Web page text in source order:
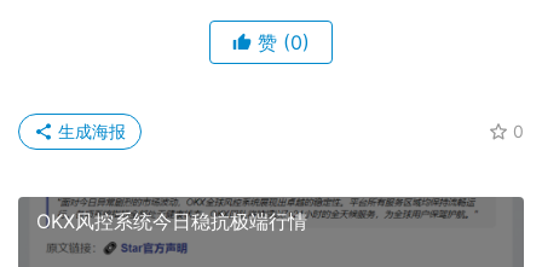
赞 (0)
0
生成海报
OKX风控系统今日稳抗极端行情